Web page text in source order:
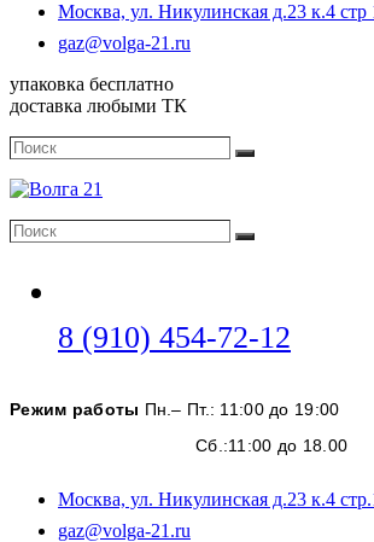
Москва, ул. Никулинская д.23 к.4 стр
gaz@volga-21.ru
упаковка бесплатно
доставка любыми ТК
Поиск
Поиск
Поиск
Поиск
8 (910) 454-72-12
вашем
Режим работы Пн.– Пт.: 11:00 до 19:00
Сб.:11:00 до 18.00
Москва, ул. Никулинская д.23 к.4
gaz@volga-21.ru